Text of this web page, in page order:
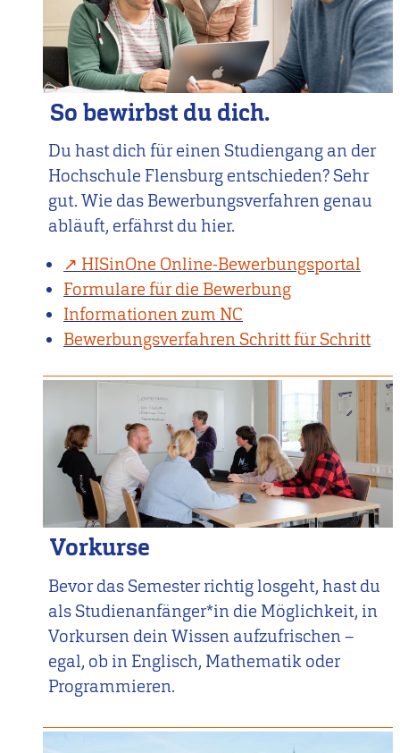
So bewirbst du dich.
Du hast dich für einen Studiengang an der
Hochschule Flensburg entschieden? Sehr
gut. Wie das Bewerbungsverfahren genau
abläuft, erfährst du hier.
HISinOne Online-Bewerbungsportal
Formulare für die Bewerbung
Informationen zum NC
Bewerbungsverfahren Schritt für Schritt
Vorkurse
Bevor das Semester richtig losgeht, hast du
als Studienanfänger*in die Möglichkeit, in
Vorkursen dein Wissen aufzufrischen –
egal, ob in Englisch, Mathematik oder
Programmieren.